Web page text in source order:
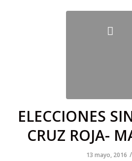
ELECCIONES
CRUZ ROJA-
13 mayo, 2016 /